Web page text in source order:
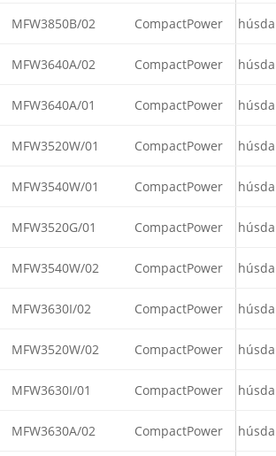
MFW3850B/02 CompactPower
MFW3640A/02 CompactPower
MFW3640A/01 CompactPower
MFW3520W/01 CompactPower
MFW3540W/01 CompactPower
MFW3520G/01 CompactPower
MFW3540W/02 CompactPower
MFW3630I/02 CompactPower
MFW3520W/02 CompactPower
MFW3630I/01 CompactPower
MFW3630A/02 CompactPower